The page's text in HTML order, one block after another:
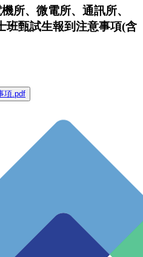
所、微電所、通訊所、
班甄試生報到注意事項(含
項.pdf